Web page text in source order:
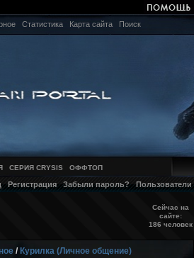
Статистика Карта сайта Поиск
СЕРИЯ CRYSIS ОФФТОП
Регистрация Забыли пароль? Пользователи
Сейчас на
сайте:
186 человек
/ Курилка (Личное общение)